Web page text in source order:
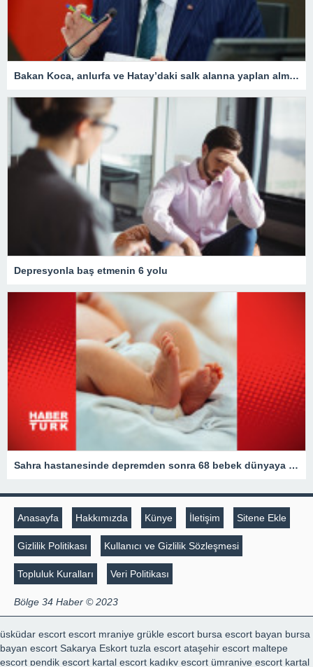
Bakan Koca, anlurfa ve Hatay’daki salk alanna yaplan almalar aklad
Depresyonla baş etmenin 6 yolu
Sahra hastanesinde depremden sonra 68 bebek dünyaya geldi
Anasayfa Hakkımızda Künye İletişim Sitene Ekle
Gizlilik Politikası Kullanıcı ve Gizlilik Sözleşmesi
Topluluk Kuralları Veri Politikası
Bölge 34 Haber © 2023
üsküdar escort escort mraniye grükle escort bursa escort bayan bursa
bayan escort Sakarya Eskort tuzla escort ataşehir escort maltepe
escort pendik escort kartal escort kadıky escort ümraniye escort kartal